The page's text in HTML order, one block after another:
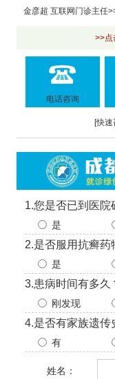
金彦超 互联网门诊主任
>>点
电话咨询
[快速
1.您是否已到医院
是
2.是否服用抗癣药
是
3.患病时间有多久
刚发现
4.是否有家族遗传
有
姓名：